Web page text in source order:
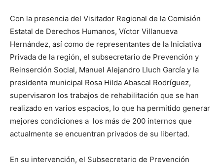
Con la presencia del Visitador Regional de la Comisión
Estatal de Derechos Humanos, Víctor Villanueva
Hernández, así como de representantes de la Iniciativa
Privada de la región, el subsecretario de Prevención y
Reinserción Social, Manuel Alejandro Lluch García y la
presidenta municipal Rosa Hilda Abascal Rodríguez,
supervisaron los trabajos de rehabilitación que se han
realizado en varios espacios, lo que ha permitido generar
mejores condiciones a los más de 200 internos que
actualmente se encuentran privados de su libertad.
En su intervención, el Subsecretario de Prevención